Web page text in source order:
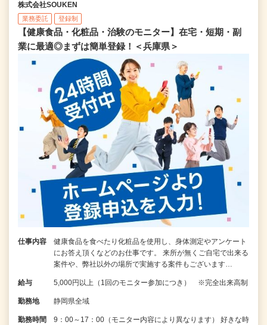
株式会社SOUKEN
業務委託 登録制
【健康食品・化粧品・治験のモニター】在宅・短期・副
業に最適◎まずは簡単登録！＜兵庫県＞
仕事内容
健康食品を食べたり化粧品を使用し、身体測定やアンケート
にお答え頂くなどのお仕事です。 来所が無くご自宅で出来る
案件や、弊社以外の場所で実施する案件もございます…
給与 5,000円以上（1回のモニター参加につき） ※完全出来高制
勤務地 静岡県全域
勤務時間
9：00～17：00（モニター内容により異なります） 好きな時